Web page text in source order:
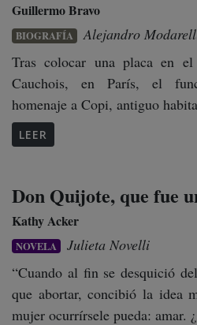
Guillermo Bravo
BIOGRAFÍA
Alejandro
Tras colocar una placa en
Cauchois, en París, el
homenaje a Copi, antiguo
LEER
Don Quijote, que fue
Kathy Acker
NOVELA
Julieta Novelli
“Cuando al fin se desquició
que abortar, concibió la idea
mujer ocurrírsele pueda: amar.